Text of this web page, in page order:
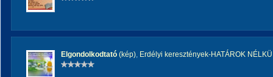
Elgondolkodtató (kép), Erdélyi keresztények-HATÁROK